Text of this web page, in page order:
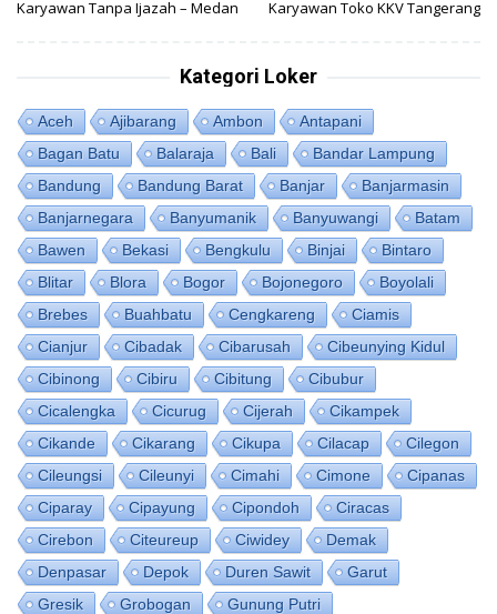
pos
Karyawan Tanpa Ijazah – Medan
Karyawan Toko KKV Tangerang
Kategori Loker
Aceh Ajibarang Ambon
Antapani
Bagan Batu
Balaraja Bali
Bandar Lampung
Bandung
Bandung Barat Banjar
Banjarmasin
Banjarnegara
Banyumanik Banyuwangi
Batam
Bawen
Bekasi Bengkulu Binjai
Bintaro
Blitar
Blora Bogor Bojonegoro
Boyolali
Brebes
Buahbatu Cengkareng
Ciamis
Cianjur
Cibadak Cibarusah
Cibeunying Kidul
Cibinong
Cibiru Cibitung
Cibubur
Cicalengka
Cicurug Cijerah
Cikampek
Cikande
Cikarang Cikupa Cilacap
Cilegon
Cileungsi
Cileunyi Cimahi Cimone
Cipanas
Ciparay
Cipayung Cipondoh
Ciracas
Cirebon
Citeureup Ciwidey
Demak
Denpasar
Depok Duren Sawit
Garut
Gresik
Grobogan
Gunung Putri